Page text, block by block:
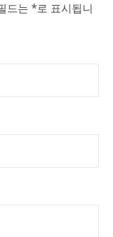
드는 *로 표시됩니